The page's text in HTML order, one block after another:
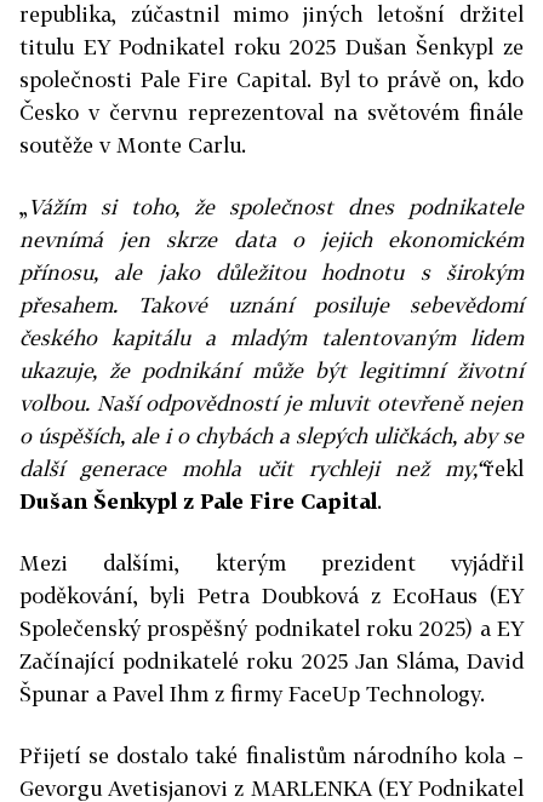
republika, zúčastnil mimo jiných letošní držitel
titulu EY Podnikatel roku 2025 Dušan Šenkypl ze
společnosti Pale Fire Capital. Byl to právě on, kdo
Česko v červnu reprezentoval na světovém finále
soutěže v Monte Carlu.
„Vážím si toho, že společnost dnes podnikatele
nevnímá jen skrze data o jejich ekonomickém
přínosu, ale jako důležitou hodnotu s širokým
přesahem. Takové uznání posiluje sebevědomí
českého kapitálu a mladým talentovaným lidem
ukazuje, že podnikání může být legitimní životní
volbou. Naší odpovědností je mluvit otevřeně nejen
o úspěších, ale i o chybách a slepých uličkách, aby se
další generace mohla učit rychleji než my,“řekl
Dušan Šenkypl z Pale Fire Capital.
Mezi dalšími, kterým prezident vyjádřil
poděkování, byli Petra Doubková z EcoHaus (EY
Společenský prospěšný podnikatel roku 2025) a EY
Začínající podnikatelé roku 2025 Jan Sláma, David
Špunar a Pavel Ihm z firmy FaceUp Technology.
Přijetí se dostalo také finalistům národního kola –
Gevorgu Avetisjanovi z MARLENKA (EY Podnikatel